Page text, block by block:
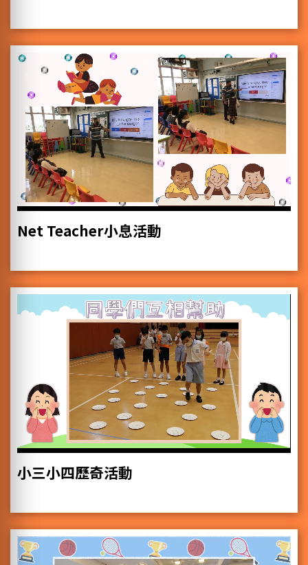
Net Teacher小息活動
小三小四歷奇活動